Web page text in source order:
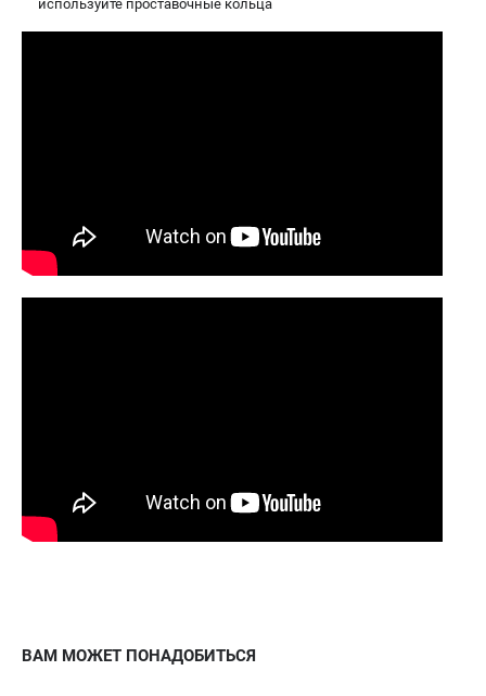
ВАМ МОЖЕТ ПОНАДОБИТЬСЯ
используйте проставочные кольца